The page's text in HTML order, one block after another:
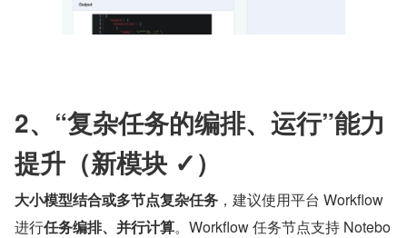
2、“复杂任务的编排、运行”能力
提升（新模块 ✓）
大小模型结合或多节点复杂任务 ，建议使用平台 Workflow
进行任务编排、并行计算。Workflow 任务节点支持 Notebo